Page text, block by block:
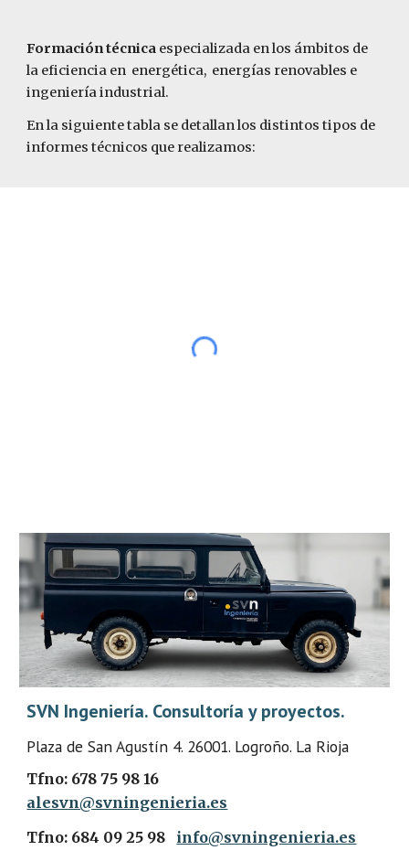
Formación técnica especializada en los ámbitos de
la eficiencia en energética, energías renovables e
ingeniería industrial.
En la siguiente tabla se detallan los distintos tipos de
informes técnicos que realizamos:
SVN Ingeniería. Consultoría y proyectos.
Plaza de San Agustín 4. 26001. Logroño. La Rioja
Tfno: 678 75 98 16
alesvn@svningenieria.es
Tfno: 684 09 25 98 info@svningenieria.es